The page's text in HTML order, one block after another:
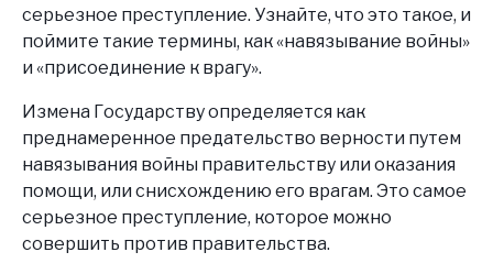
серьезное преступление. Узнайте, что это такое, и
поймите такие термины, как «навязывание войны»
и «присоединение к врагу».
Измена Государству определяется как
преднамеренное предательство верности путем
навязывания войны правительству или оказания
помощи, или снисхождению его врагам. Это самое
серьезное преступление, которое можно
совершить против правительства.